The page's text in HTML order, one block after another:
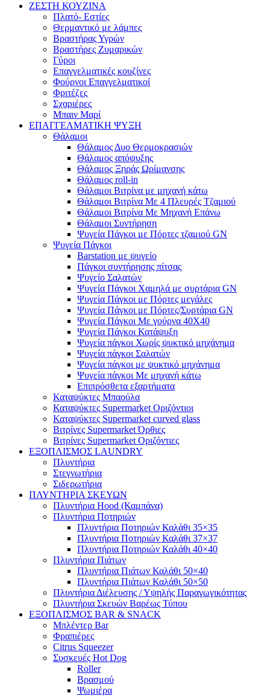
ΖΕΣΤΗ ΚΟΥΖΙΝΑ
Πλατό- Εστίες
Θερμαντικό με λάμπες
Βραστήρας Υγρών
Βραστήρες Ζυμαρικών
Γύροι
Επαγγελματικές κουζίνες
Φούρνοι Επαγγελματικοί
Φριτέζες
Σχαριέρες
Μπαιν Μαρί
ΕΠΑΓΓΕΛΜΑΤΙΚΗ ΨΥΞΗ
Θάλαμοι
Θάλαμος Δυο Θερμοκρασιών
Θάλαμος απόψυξης
Θάλαμος Ξηράς Ωρίμανσης
Θάλαμος roll-in
Θάλαμοι Βιτρίνα με μηχανή κάτω
Θάλαμοι Βιτρίνα Με 4 Πλευρές Τζαμιού
Θάλαμοι Βιτρίνα Με Μηχανή Επάνω
Θάλαμοι Συντήρηση
Ψυγεία Πάγκοι με Πόρτες τζαμιού GN
Ψυγεία Πάγκοι
Barstation με ψυγείο
Πάγκοι συντήρησης πίτσας
Ψυγείο Σαλατών
Ψυγεία Πάγκοι Χαμηλά με συρτάρια GN
Ψυγεία Πάγκοι με Πόρτες μεγάλες
Ψυγεία Πάγκοι με Πόρτες/Συρτάρια GN
Ψυγεία Πάγκοι Με γούρνα 40Χ40
Ψυγεία Πάγκοι Κατάψυξη
Ψυγεία πάγκοι Χωρίς ψυκτικό μηχάνημα
Ψυγεία πάγκοι Σαλατών
Ψυγεία πάγκοι με ψυκτικό μηχάνημα
Ψυγεία πάγκοι Με μηχανή κάτω
Επιπρόσθετα εξαρτήματα
Καταψύκτες Μπαούλα
Καταψύκτες Supermarket Οριζόντιοι
Καταψύκτες Supermarket curved glass
Βιτρίνες Supermarket Όρθιες
Βιτρίνες Supermarket Οριζόντιες
ΕΞΟΠΛΙΣΜΟΣ LAUNDRY
Πλυντήρια
Στεγνωτήρια
Σιδερωτήρια
ΠΛΥΝΤΗΡΙΑ ΣΚΕΥΩΝ
Πλυντήρια Hood (Καμπάνα)
Πλυντήρια Ποτηριών
Πλυντήρια Ποτηριών Καλάθι 35×35
Πλυντήρια Ποτηριών Καλάθι 37×37
Πλυντήρια Ποτηριών Καλάθι 40×40
Πλυντήρια Πιάτων
Πλυντήρια Πιάτων Καλάθι 50×40
Πλυντήρια Πιάτων Καλάθι 50×50
Πλυντήρια Διέλευσης / Υψηλής Παραγωγικότητας
Πλυντήρια Σκευών Βαρέως Τύπου
ΕΞΟΠΛΙΣΜΟΣ BAR & SNACK
Μπλέντερ Bar
Φραπιέρες
Citrus Squeezer
Συσκευές Hot Dog
Roller
Βρασμού
Ψωμιέρα